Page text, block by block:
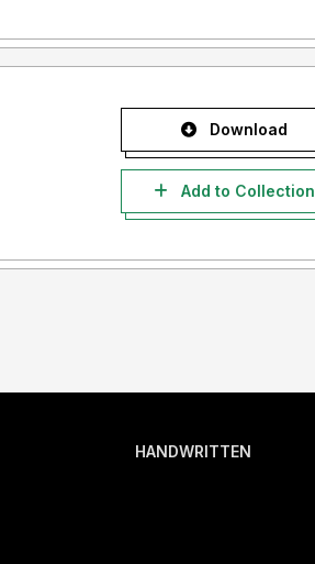
Download
Add to Collection
HANDWRITTEN